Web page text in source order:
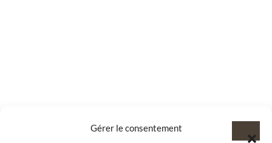
Gérer le consentement